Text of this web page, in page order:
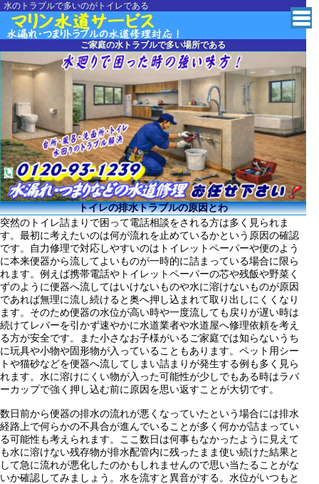
水のトラブルで多いのがトイレである
緊急の水道修理に愛
ご家庭の水トラブルで多い場所である
トイレの排水トラブルの原因とわ
突然のトイレ詰まりで困って電話相談をされる方は多く見られま
す。最初に考えたいのは何が流れを止めているかという原因の確認
です。自力修理で対応しやすいのはトイレットペーパーや便のよう
に本来便器から流してよいものが一時的に詰まっている場合に限ら
れます。例えば携帯電話やトイレットペーパーの芯や残飯や野菜く
ずのように便器へ流してはいけないものや水に溶けないものが原因
であれば無理に流し続けると奥へ押し込まれて取り出しにくくなり
ます。そのため便器の水位が高い時や一度流しても戻りが遅い時は
続けてレバーを引かず速やかに水道業者や水道屋へ修理依頼を考え
る方が安全です。また小さなお子様がいるご家庭では知らないうち
に玩具や小物や固形物が入っていることもあります。ペット用シー
トや猫砂などを便器へ流してしまい詰まりが発生する例も多く見ら
れます。水に溶けにくい物が入った可能性が少しでもある時はラバ
ーカップで強く押し込む前に原因を思い返すことが大切です。
数日前から便器の排水の流れが悪くなっていたという場合には排水
経路上で何らかの不具合が進んでいることが多く何かが詰まってい
る可能性も考えられます。ここ数日は何事もなかったように見えて
も水に溶けない残存物が排水配管内に残ったまま使い続けた結果と
して急に流れが悪化したのかもしれませんので思い当たることがな
いか確認してみましょう。水を流すと異音がする。水位がいつもと